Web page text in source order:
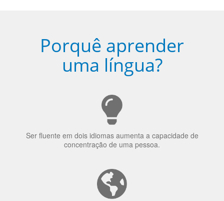
Porquê aprender
uma língua?
Ser fluente em dois idiomas aumenta a capacidade de
concentração de uma pessoa.